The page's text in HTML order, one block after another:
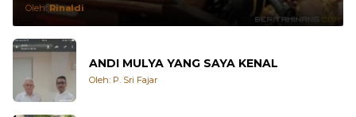
Oleh: Rinaldi
ANDI MULYA YANG SAYA KENAL
Oleh: P. Sri Fajar